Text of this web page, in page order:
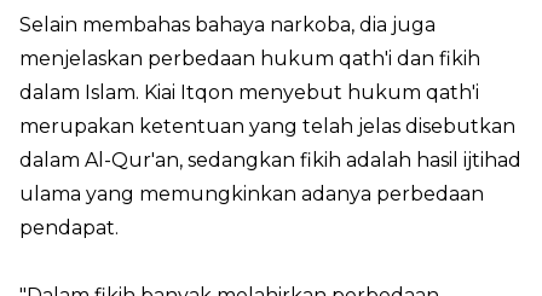
Selain membahas bahaya narkoba, dia juga
menjelaskan perbedaan hukum qath'i dan fikih
dalam Islam. Kiai Itqon menyebut hukum qath'i
merupakan ketentuan yang telah jelas disebutkan
dalam Al-Qur'an, sedangkan fikih adalah hasil ijtihad
ulama yang memungkinkan adanya perbedaan
pendapat.